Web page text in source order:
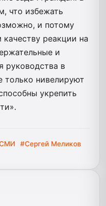
что избежать
и потому
реакции на
и
руководства в
только нивелируют
укрепить
#Сергей Меликов